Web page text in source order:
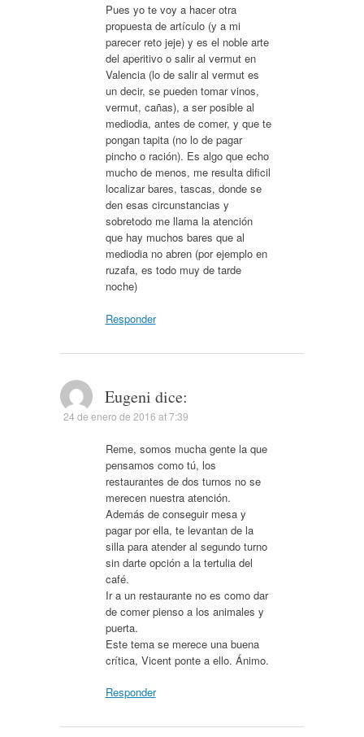
Pues yo te voy a hacer otra
propuesta de artículo (y a mi
parecer reto jeje) y es el noble arte
del aperitivo o salir al vermut en
Valencia (lo de salir al vermut es
un decir, se pueden tomar vinos,
vermut, cañas), a ser posible al
mediodia, antes de comer, y que te
pongan tapita (no lo de pagar
pincho o ración). Es algo que echo
mucho de menos, me resulta dificil
localizar bares, tascas, donde se
den esas circunstancias y
sobretodo me llama la atención
que hay muchos bares que al
mediodia no abren (por ejemplo en
ruzafa, es todo muy de tarde
noche)
Responder
Eugeni dice:
24 de enero de 2016 at 7:39
Reme, somos mucha gente la que
pensamos como tú, los
restaurantes de dos turnos no se
merecen nuestra atención.
Además de conseguir mesa y
pagar por ella, te levantan de la
silla para atender al segundo turno
sin darte opción a la tertulia del
café.
Ir a un restaurante no es como dar
de comer pienso a los animales y
puerta.
Este tema se merece una buena
crítica, Vicent ponte a ello. Ánimo.
Responder